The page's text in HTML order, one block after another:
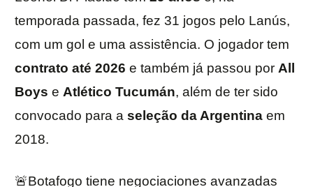
temporada passada, fez 31 jogos pelo Lanús,
com um gol e uma assistência. O jogador tem
contrato até 2026 e também já passou por All
Boys e Atlético Tucumán, além de ter sido
convocado para a seleção da Argentina em
2018.
🚨Botafogo tiene negociaciones avanzadas